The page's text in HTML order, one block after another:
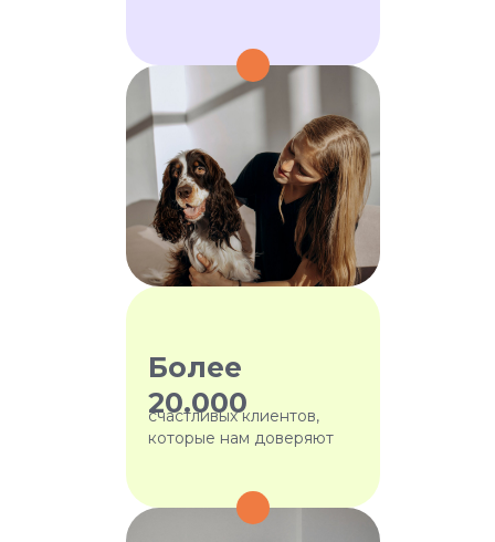
счастливых клиентов,
которые нам доверяют
Более
20.000